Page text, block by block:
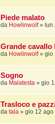
Piede malato
da Howlinwolf» lun
Grande cavallo
da Howlinwolf» gio
Sogno
da Malatesta » gio
Trasloco e
da tala » gio 12 ago